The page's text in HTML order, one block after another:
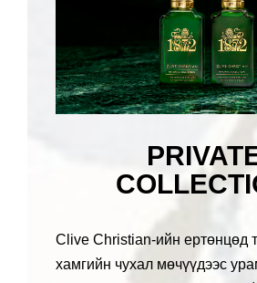
Clive Christian-ийн ертөнцөд
хамгийн чухал мөчүүдээс